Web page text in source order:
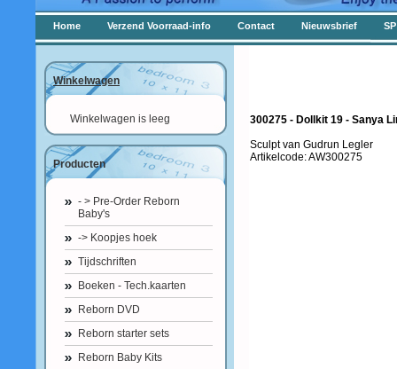
Home Verzend Voorraad-info Contact Nieuwsbrief
Winkelwagen
Winkelwagen is leeg
Producten
- > Pre-Order Reborn
Baby's
-> Koopjes hoek
Tijdschriften
Boeken - Tech.kaarten
Reborn DVD
Reborn starter sets
Reborn Baby Kits
300275 - Dollkit 19 - Sanya
Sculpt van Gudrun Legler
Artikelcode: AW300275